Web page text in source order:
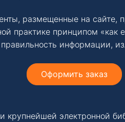
размещенные на сайте,
практике принципом «как
правильность информации,
Оформить заказ
крупнейшей электронной